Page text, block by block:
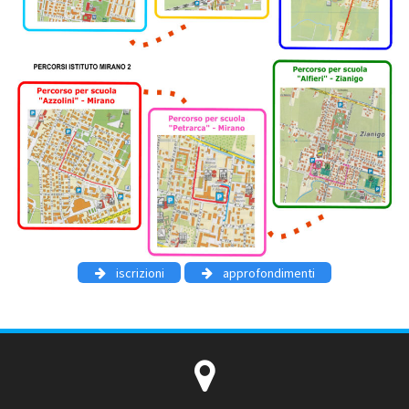
iscrizioni approfondimenti